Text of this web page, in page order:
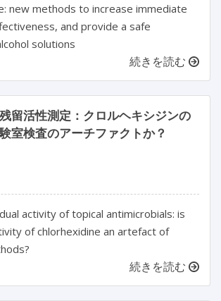
new methods to increase immediate
and provide a safe
solutions
続きを読む
留活性測定：クロルヘキシジンの
室検査のアーチファクトか？
activity of topical antimicrobials: is
of chlorhexidine an artefact of
続きを読む